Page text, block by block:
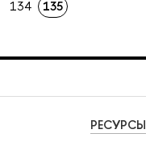
134
135
РЕСУРСЫ